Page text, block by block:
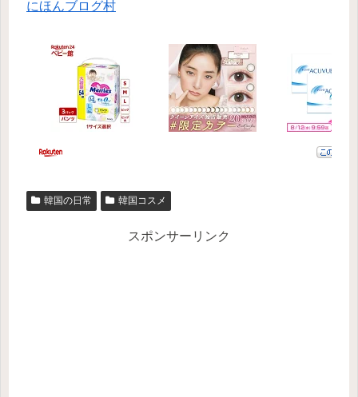
にほんブログ村
韓国の日常 韓国コスメ
スポンサーリンク